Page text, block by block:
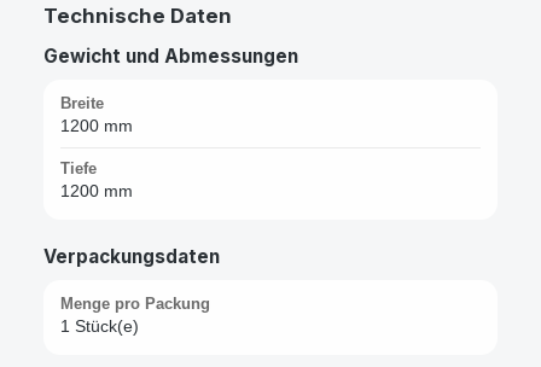
Technische Daten
Gewicht und Abmessungen
Breite
1200 mm
Tiefe
1200 mm
Verpackungsdaten
Menge pro Packung
1 Stück(e)